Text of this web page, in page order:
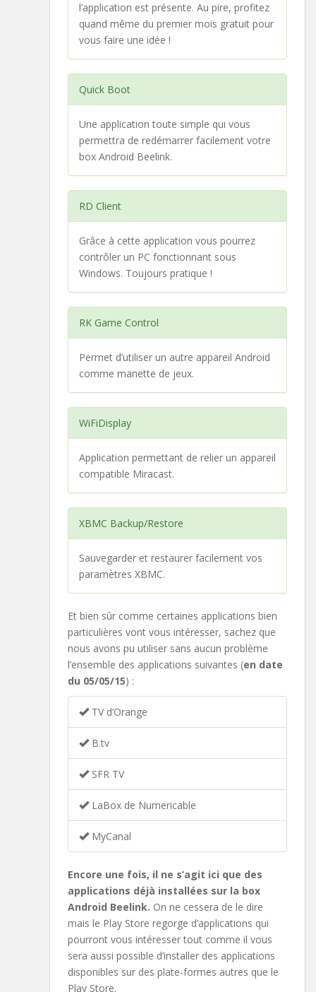
l’application est présente. Au pire, profitez
quand même du premier mois gratuit pour
vous faire une idée !
Quick Boot
Une application toute simple qui vous
permettra de redémarrer facilement votre
box Android Beelink.
RD Client
Grâce à cette application vous pourrez
contrôler un PC fonctionnant sous
Windows. Toujours pratique !
RK Game Control
Permet d’utiliser un autre appareil Android
comme manette de jeux.
WiFiDisplay
Application permettant de relier un appareil
compatible Miracast.
XBMC Backup/Restore
Sauvegarder et restaurer facilement vos
paramètres XBMC.
Et bien sûr comme certaines applications bien
particulières vont vous intéresser, sachez que
nous avons pu utiliser sans aucun problème
l’ensemble des applications suivantes (en date
du 05/05/15) :
TV d’Orange
B.tv
SFR TV
LaBox de Numericable
MyCanal
Encore une fois, il ne s’agit ici que des
applications déjà installées sur la box
Android Beelink. On ne cessera de le dire
mais le Play Store regorge d’applications qui
pourront vous intéresser tout comme il vous
sera aussi possible d’installer des applications
disponibles sur des plate-formes autres que le
Play Store.